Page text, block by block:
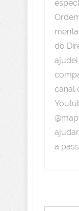
do
ajudei
canal
a